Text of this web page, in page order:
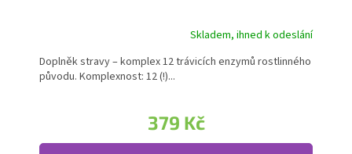
Skladem, ihned k odeslání
379 Kč
Doplněk stravy – komplex 12 trávicích enzymů rostlinného
původu. Komplexnost: 12 (!)...